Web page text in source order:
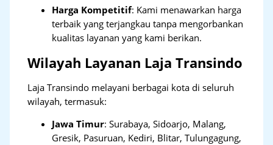
Harga Kompetitif: Kami menawarkan harga
terbaik yang terjangkau tanpa mengorbankan
kualitas layanan yang kami berikan.
Wilayah Layanan Laja Transindo
Laja Transindo melayani berbagai kota di seluruh
wilayah, termasuk:
Jawa Timur:Surabaya, Sidoarjo, Malang,
Gresik, Pasuruan, Kediri, Blitar, Tulungagung,